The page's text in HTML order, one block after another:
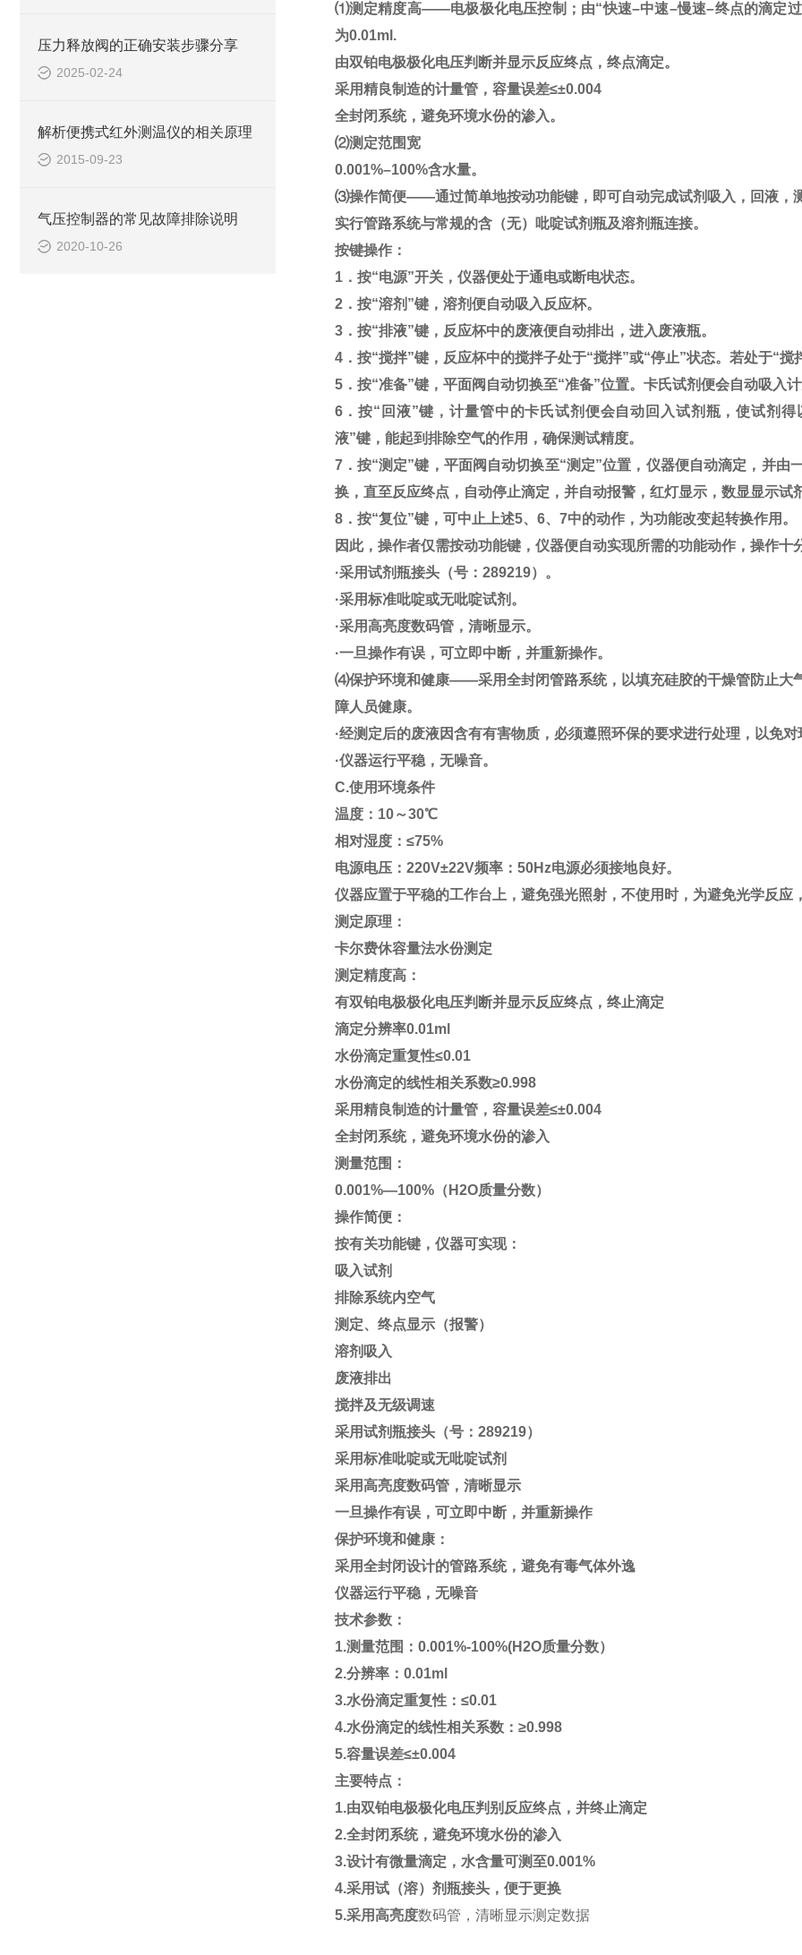
压力释放阀的正确安装步骤分享
2025-02-24
解析便携式红外测温仪的相关原理
2015-09-23
气压控制器的常见故障排除说明
2020-10-26
⑴测定精度高——电极极化电压控制；由“快速–中速–慢速–终点的滴定
为0.01ml.
由双铂电极极化电压判断并显示反应终点，终点滴定。
采用精良制造的计量管，容量误差≤±0.004
全封闭系统，避免环境水份的渗入。
⑵测定范围宽
0.001%–100%含水量。
⑶操作简便——通过简单地按动功能键，即可自动完成试剂吸入，回液，
实行管路系统与常规的含（无）吡啶试剂瓶及溶剂瓶连接。
按键操作：
1．按“电源”开关，仪器便处于通电或断电状态。
2．按“溶剂”键，溶剂便自动吸入反应杯。
3．按“排液”键，反应杯中的废液便自动排出，进入废液瓶。
4．按“搅拌”键，反应杯中的搅拌子处于“搅拌”或“停止”状态。若处于“搅
5．按“准备”键，平面阀自动切换至“准备”位置。卡氏试剂便会自动吸入
6．按“回液”键，计量管中的卡氏试剂便会自动回入试剂瓶，使试剂
液”键，能起到排除空气的作用，确保测试精度。
7．按“测定”键，平面阀自动切换至“测定”位置，仪器便自动滴定，并
换，直至反应终点，自动停止滴定，并自动报警，红灯显示，数显显示试
8．按“复位”键，可中止上述5、6、7中的动作，为功能改变起转换作用。
因此，操作者仅需按动功能键，仪器便自动实现所需的功能动作，操作十
·采用试剂瓶接头（号：289219）。
·采用标准吡啶或无吡啶试剂。
·采用高亮度数码管，清晰显示。
·一旦操作有误，可立即中断，并重新操作。
⑷保护环境和健康——采用全封闭管路系统，以填充硅胶的干燥管防止大
障人员健康。
·经测定后的废液因含有有害物质，必须遵照环保的要求进行处理，以免对
·仪器运行平稳，无噪音。
C.使用环境条件
温度：10～30℃
相对湿度：≤75%
电源电压：220V±22V频率：50Hz电源必须接地良好。
仪器应置于平稳的工作台上，避免强光照射，不使用时，为避免光学反应
测定原理：
卡尔费休容量法水份测定
测定精度高：
有双铂电极极化电压判断并显示反应终点，终止滴定
滴定分辨率0.01ml
水份滴定重复性≤0.01
水份滴定的线性相关系数≥0.998
采用精良制造的计量管，容量误差≤±0.004
全封闭系统，避免环境水份的渗入
测量范围：
0.001%—100%（H2O质量分数）
操作简便：
按有关功能键，仪器可实现：
吸入试剂
排除系统内空气
测定、终点显示（报警）
溶剂吸入
废液排出
搅拌及无级调速
采用试剂瓶接头（号：289219）
采用标准吡啶或无吡啶试剂
采用高亮度数码管，清晰显示
一旦操作有误，可立即中断，并重新操作
保护环境和健康：
采用全封闭设计的管路系统，避免有毒气体外逸
仪器运行平稳，无噪音
技术参数：
1.测量范围：0.001%-100%(H2O质量分数）
2.分辨率：0.01ml
3.水份滴定重复性：≤0.01
4.水份滴定的线性相关系数：≥0.998
5.容量误差≤±0.004
主要特点：
1.由双铂电极极化电压判别反应终点，并终止滴定
2.全封闭系统，避免环境水份的渗入
3.设计有微量滴定，水含量可测至0.001%
4.采用试（溶）剂瓶接头，便于更换
5.采用高亮度数码管，清晰显示测定数据